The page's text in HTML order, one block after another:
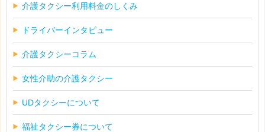
介護タクシー利用料金のしくみ
ドライバーインタビュー
介護タクシーコラム
女性介助の介護タクシー
UDタクシーについて
福祉タクシー券について